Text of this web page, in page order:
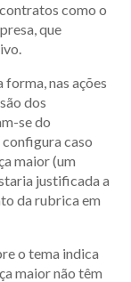
como o
que
nas ações
dos
se do
configura caso
maior (um
justificada a
da rubrica em
o tema indica
maior não têm